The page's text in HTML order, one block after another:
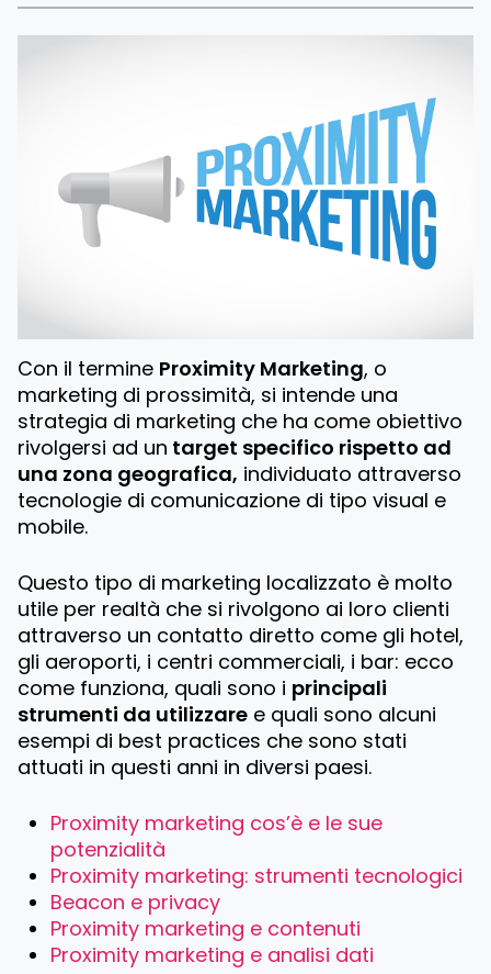
Con il termine Proximity Marketing, o
marketing di prossimità, si intende una
strategia di marketing che ha come obiettivo
rivolgersi ad un target specifico rispetto ad
una zona geografica, individuato attraverso
tecnologie di comunicazione di tipo visual e
mobile.
Questo tipo di marketing localizzato è molto
utile per realtà che si rivolgono ai loro clienti
attraverso un contatto diretto come gli hotel,
gli aeroporti, i centri commerciali, i bar: ecco
come funziona, quali sono i principali
strumenti da utilizzare e quali sono alcuni
esempi di best practices che sono stati
attuati in questi anni in diversi paesi.
Proximity marketing cos’è e le sue
potenzialità
Proximity marketing: strumenti tecnologici
Beacon e privacy
Proximity marketing e contenuti
Proximity marketing e analisi dati